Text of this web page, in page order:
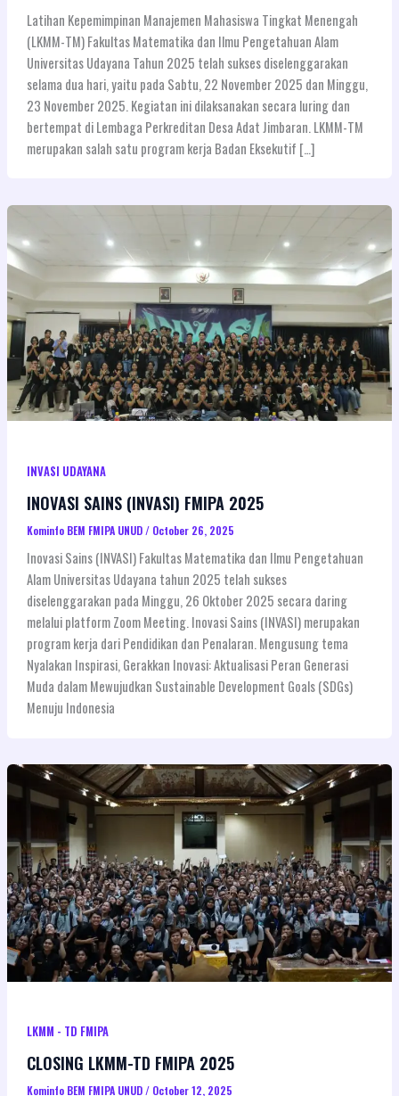
Latihan Kepemimpinan Manajemen Mahasiswa Tingkat Menengah
(LKMM-TM) Fakultas Matematika dan Ilmu Pengetahuan Alam
Universitas Udayana Tahun 2025 telah sukses diselenggarakan
selama dua hari, yaitu pada Sabtu, 22 November 2025 dan Minggu,
23 November 2025. Kegiatan ini dilaksanakan secara luring dan
bertempat di Lembaga Perkreditan Desa Adat Jimbaran. LKMM-TM
merupakan salah satu program kerja Badan Eksekutif […]
INVASI UDAYANA
INOVASI SAINS (INVASI) FMIPA 2025
Kominfo BEM FMIPA UNUD / October 26, 2025
Inovasi Sains (INVASI) Fakultas Matematika dan Ilmu Pengetahuan
Alam Universitas Udayana tahun 2025 telah sukses
diselenggarakan pada Minggu, 26 Oktober 2025 secara daring
melalui platform Zoom Meeting. Inovasi Sains (INVASI) merupakan
program kerja dari Pendidikan dan Penalaran. Mengusung tema
Nyalakan Inspirasi, Gerakkan Inovasi: Aktualisasi Peran Generasi
Muda dalam Mewujudkan Sustainable Development Goals (SDGs)
Menuju Indonesia
LKMM - TD FMIPA
CLOSING LKMM-TD FMIPA 2025
Kominfo BEM FMIPA UNUD / October 12, 2025